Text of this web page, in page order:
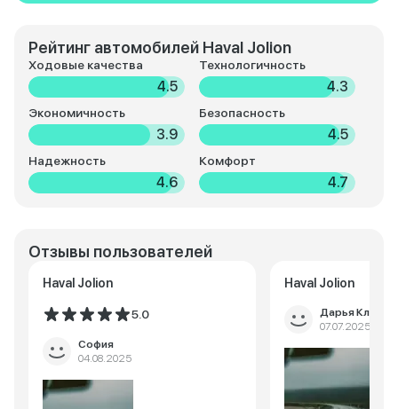
Рейтинг автомобилей Haval Jolion
Ходовые качества
4.5
Технологичность
4.3
Экономичность
3.9
Безопасность
4.5
Надежность
4.6
Комфорт
4.7
Отзывы пользователей
Haval Jolion
5.0
София
04.08.2025
Haval Jolion
Дарья
07.07.2025